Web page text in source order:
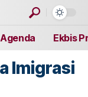
Agenda Ekbis
Imigrasi